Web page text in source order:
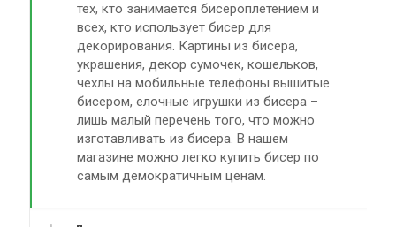
тех, кто занимается бисероплетением и
всех, кто использует бисер для
декорирования. Картины из бисера,
украшения, декор сумочек, кошельков,
чехлы на мобильные телефоны вышитые
бисером, елочные игрушки из бисера –
лишь малый перечень того, что можно
изготавливать из бисера. В нашем
магазине можно легко купить бисер по
самым демократичным ценам.